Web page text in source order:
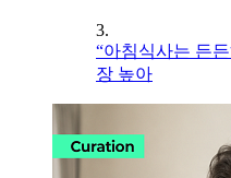
3.
“아침식사는 든
장 높아